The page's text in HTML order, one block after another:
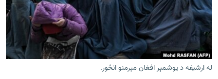
اړیکه
دري پاڼه
Azadi English
له ارشيفه د يوشمېر افغان مېرمنو انځور.